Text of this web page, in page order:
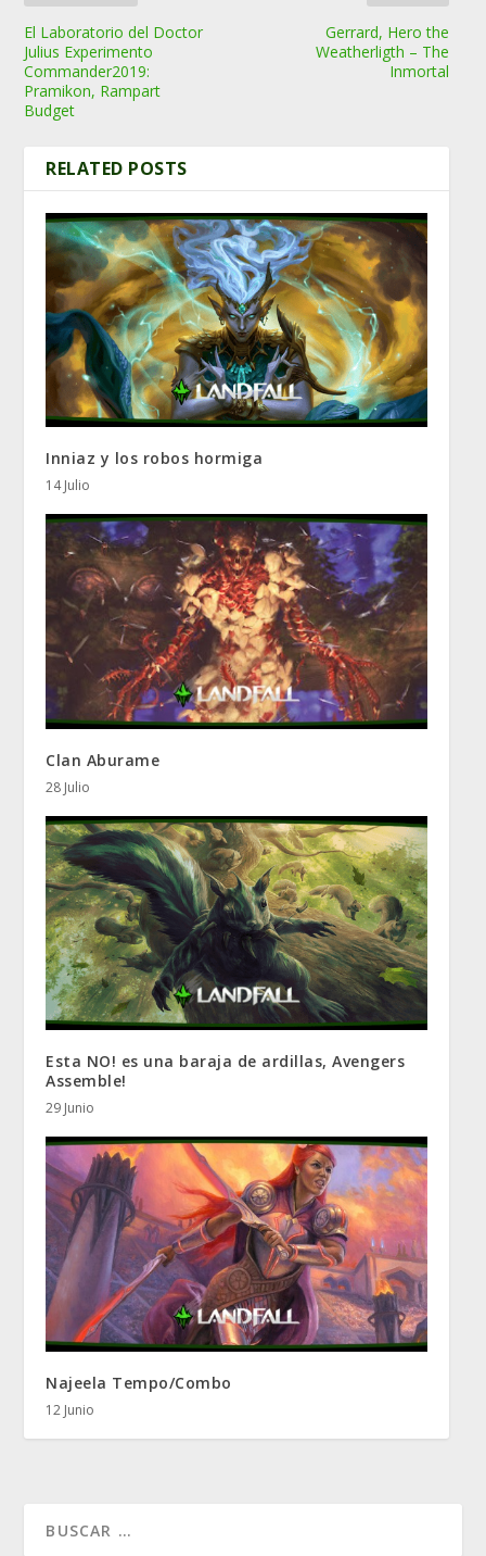
El Laboratorio del Doctor
Julius Experimento
Commander2019:
Pramikon, Rampart
Budget
Gerrard, Hero the
Weatherligth – The
Inmortal
RELATED POSTS
Inniaz y los robos hormiga
14 Julio
Clan Aburame
28 Julio
Esta NO! es una baraja de ardillas, Avengers
Assemble!
29 Junio
Najeela Tempo/Combo
12 Junio